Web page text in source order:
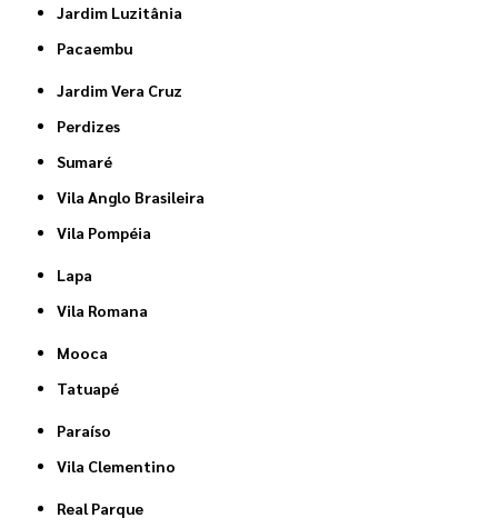
Jardim Luzitânia
Pacaembu
Jardim Vera Cruz
Perdizes
Sumaré
Vila Anglo Brasileira
Vila Pompéia
Lapa
Vila Romana
Mooca
Tatuapé
Paraíso
Vila Clementino
Real Parque